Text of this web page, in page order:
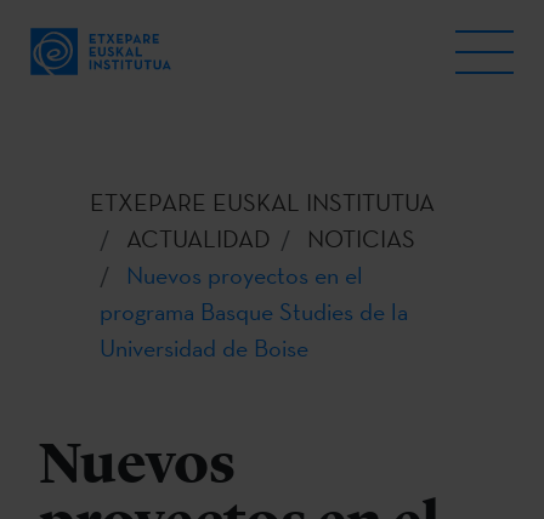
ETXEPARE EUSKAL INSTITUTUA
ACTUALIDAD
NOTICIAS
Nuevos proyectos en el
programa Basque Studies de la
Universidad de Boise
Nuevos